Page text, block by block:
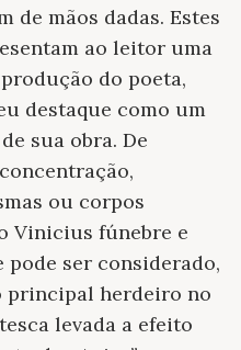
de mãos dadas. Estes
ao leitor uma
do poeta,
destaque como um
sua obra. De
ou corpos
Vinicius fúnebre e
pode ser considerado,
principal herdeiro no
levada a efeito